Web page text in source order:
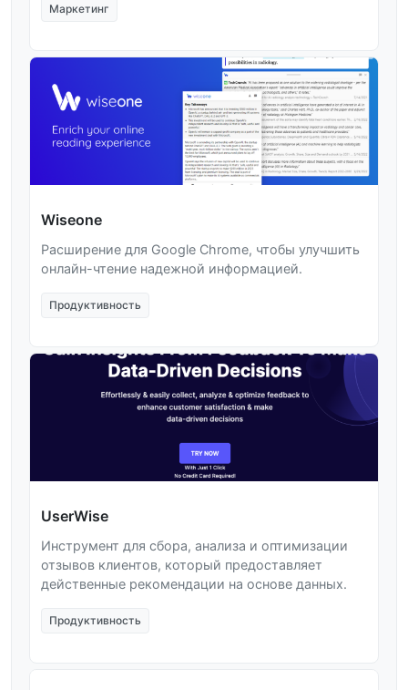
Маркетинг
Wiseone
Расширение для Google Chrome, чтобы улучшить
онлайн-чтение надежной информацией.
Продуктивность
UserWise
Инструмент для сбора, анализа и оптимизации
отзывов клиентов, который предоставляет
действенные рекомендации на основе данных.
Продуктивность